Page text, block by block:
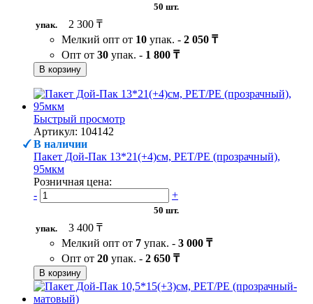
50 шт.
упак.
2 300 ₸
Мелкий опт от 10 упак. - 2 050 ₸
Опт от 30 упак. - 1 800 ₸
В корзину
Быстрый просмотр
Артикул: 104142
В наличии
Пакет Дой-Пак 13*21(+4)см, PET/PE (прозрачный),
95мкм
Розничная цена:
-
+
50 шт.
упак.
3 400 ₸
Мелкий опт от 7 упак. - 3 000 ₸
Опт от 20 упак. - 2 650 ₸
В корзину